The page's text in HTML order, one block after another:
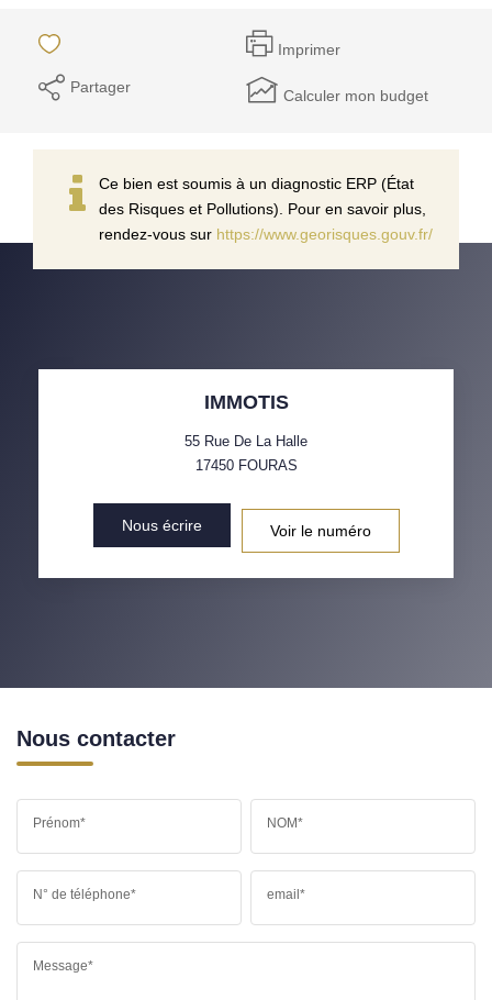
Imprimer
Partager Calculer mon budget
Ce bien est soumis à un diagnostic ERP (État
des Risques et Pollutions). Pour en savoir plus,
rendez-vous sur https://www.georisques.gouv.fr/
IMMOTIS
55 Rue De La Halle
17450 FOURAS
Nous écrire Voir le numéro
Nous contacter
Prénom* NOM*
N° de téléphone* email*
Message*